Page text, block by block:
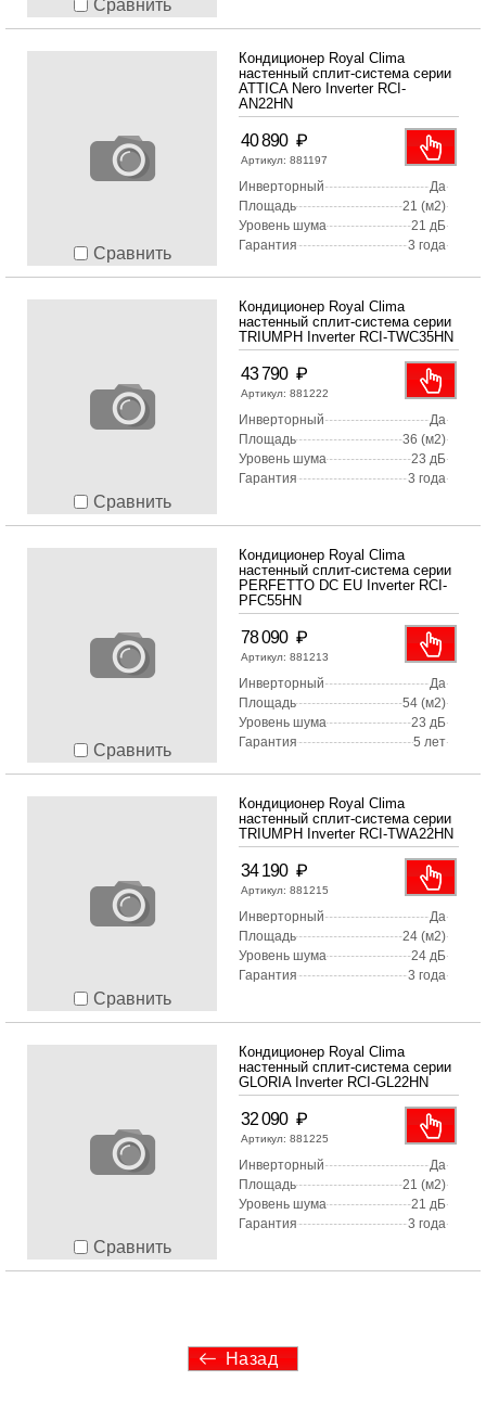
Сравнить
Сравнить
Кондиционер Royal Clima
настенный сплит-система серии
ATTICA Nero Inverter RCI-
AN22HN
40 890 ₽
Артикул: 881197
Инверторный
Да
Площадь
21 (м2)
Уровень шума
21 дБ
Гарантия
3 года
Сравнить
Кондиционер Royal Clima
настенный сплит-система серии
TRIUMPH Inverter RCI-TWC35HN
43 790 ₽
Артикул: 881222
Инверторный
Да
Площадь
36 (м2)
Уровень шума
23 дБ
Гарантия
3 года
Сравнить
Кондиционер Royal Clima
настенный сплит-система серии
PERFETTO DC EU Inverter RCI-
PFC55HN
78 090 ₽
Артикул: 881213
Инверторный
Да
Площадь
54 (м2)
Уровень шума
23 дБ
Гарантия
5 лет
Сравнить
Кондиционер Royal Clima
настенный сплит-система серии
TRIUMPH Inverter RCI-TWA22HN
34 190 ₽
Артикул: 881215
Инверторный
Да
Площадь
24 (м2)
Уровень шума
24 дБ
Гарантия
3 года
Сравнить
Кондиционер Royal Clima
настенный сплит-система серии
GLORIA Inverter RCI-GL22HN
32 090 ₽
Артикул: 881225
Инверторный
Да
Площадь
21 (м2)
Уровень шума
21 дБ
Гарантия
3 года
Назад